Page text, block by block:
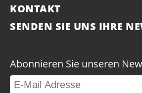
KONTAKT
SENDEN SIE UNS IHRE
Abonnieren Sie unseren